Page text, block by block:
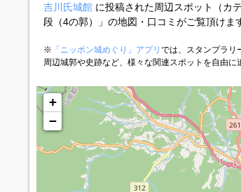
吉川氏城館に投稿された周辺スポット（カ
段（4の郭）」の地図・口コミがご覧頂けま
※ 「ニッポン城めぐり」アプリ では、スタンプラリ
周辺城郭や史跡など、様々な関連スポットを自由に
+
−